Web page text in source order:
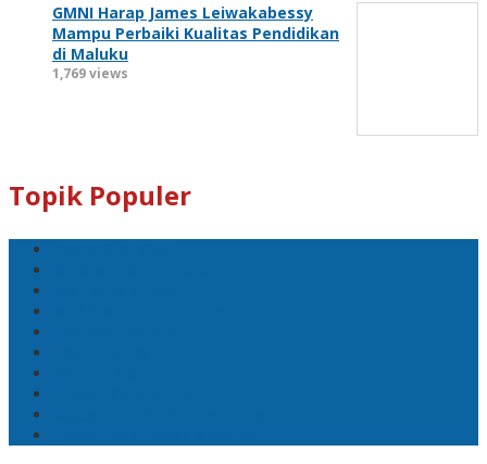
GMNI Harap James Leiwakabessy
Mampu Perbaiki Kualitas Pendidikan
di Maluku
1,769 views
Topik Populer